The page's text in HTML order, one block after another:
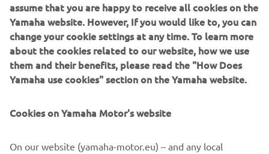
* Expoziția este sponsorizată de PGA (Professional
Golfers' Association) of America și este unul dintre cele
mai mari evenimente din industrie, reunind produse și
informații legate de afacerile din domeniul golfului din
întreaga lume. Evenimentul are loc în fiecare an în luna
ianuarie, iar anul acesta este deschis publicului între 24 și
assume that you are happy to receive all cookies on the
Yamaha website. However, If you would like to, you can
change your cookie settings at any time. To learn more
about the cookies related to our website, how we use
them and their benefits, please read the "How Does
Yamaha use cookies" section on the Yamaha website.
Cookies on Yamaha Motor's website
On our website (yamaha-motor.eu) – and any local